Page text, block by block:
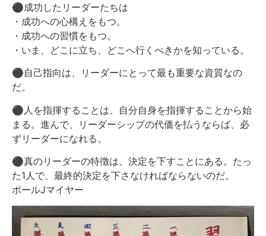
⚫︎成功したリーダーたちは
・成功への心構えをもつ。
・成功への習慣をもつ。
・いま、どこに立ち、どこへ行くべきかを知っている。
⚫︎自己指向は、リーダーにとって最も重要な資質なの
だ。
⚫︎人を指揮することは、自分自身を指揮することから始
まる。進んで、リーダーシップの代価を払うならば、必
ずリーダーになれる。
⚫︎真のリーダーの特徴は、決定を下すことにある。たっ
た1人で、最終的決定を下さなければならないのだ。
ポールJマイヤー